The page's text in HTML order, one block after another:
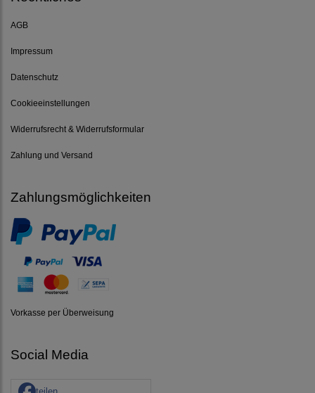
AGB
Impressum
Datenschutz
Cookieeinstellungen
Widerrufsrecht & Widerrufsformular
Zahlung und Versand
Zahlungsmöglichkeiten
Vorkasse per Überweisung
Social Media